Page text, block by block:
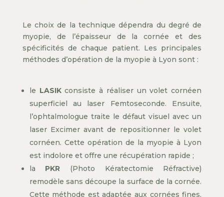
Le choix de la technique dépendra du degré de
myopie, de l’épaisseur de la cornée et des
spécificités de chaque patient. Les principales
méthodes d’opération de la myopie à Lyon sont :
le LASIKconsiste à réaliser un volet cornéen
superficiel au laser Femtoseconde. Ensuite,
l’ophtalmologue traite le défaut visuel avec un
laser Excimer avant de repositionner le volet
cornéen. Cette opération de la myopie à Lyon
est indolore et offre une récupération rapide ;
la PKR (Photo Kératectomie Réfractive)
remodèle sans découpe la surface de la cornée.
Cette méthode est adaptée aux cornées fines,